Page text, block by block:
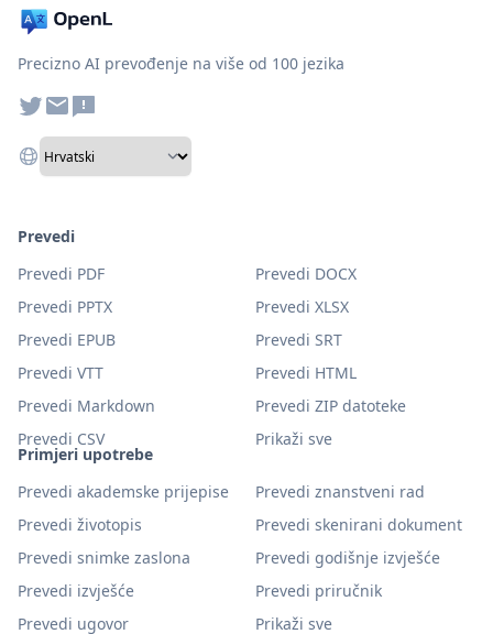
Precizno AI prevođenje na više od 100 jezika
Primjeri upotrebe
Prevedi akademske prijepise
Prevedi znanstveni rad
Prevedi životopis
Prevedi skenirani dokument
Prevedi snimke zaslona
Prevedi godišnje izvješće
Prevedi izvješće
Prevedi priručnik
Prevedi ugovor
Prikaži sve
Prevedi
Prevedi PDF
Prevedi DOCX
Prevedi PPTX
Prevedi XLSX
Prevedi EPUB
Prevedi SRT
Prevedi VTT
Prevedi HTML
Prevedi Markdown
Prevedi ZIP datoteke
Prevedi CSV
Prikaži sve